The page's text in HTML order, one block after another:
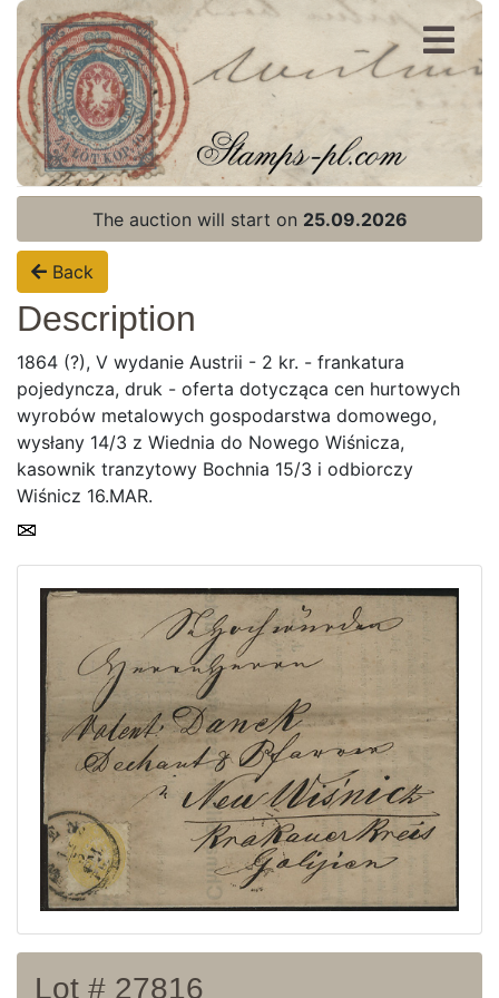
Register
Login
Home page
Current auction
Recent result
Archive
Regulation
Contact
The auction will start on 25.09.2026
Back
Description
1864 (?), V wydanie Austrii - 2 kr. - frankatura
pojedyncza, druk - oferta dotycząca cen hurtowych
wyrobów metalowych gospodarstwa domowego,
wysłany 14/3 z Wiednia do Nowego Wiśnicza,
kasownik tranzytowy Bochnia 15/3 i odbiorczy
Wiśnicz 16.MAR.
Lot # 27816